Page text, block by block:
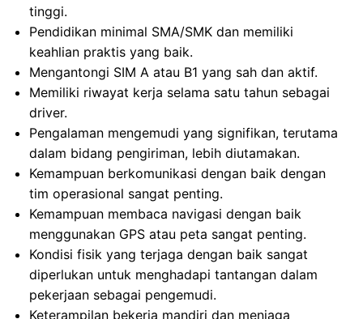
tinggi.
Pendidikan minimal SMA/SMK dan memiliki
keahlian praktis yang baik.
Mengantongi SIM A atau B1 yang sah dan aktif.
Memiliki riwayat kerja selama satu tahun sebagai
driver.
Pengalaman mengemudi yang signifikan, terutama
dalam bidang pengiriman, lebih diutamakan.
Kemampuan berkomunikasi dengan baik dengan
tim operasional sangat penting.
Kemampuan membaca navigasi dengan baik
menggunakan GPS atau peta sangat penting.
Kondisi fisik yang terjaga dengan baik sangat
diperlukan untuk menghadapi tantangan dalam
pekerjaan sebagai pengemudi.
Keterampilan bekerja mandiri dan menjaga